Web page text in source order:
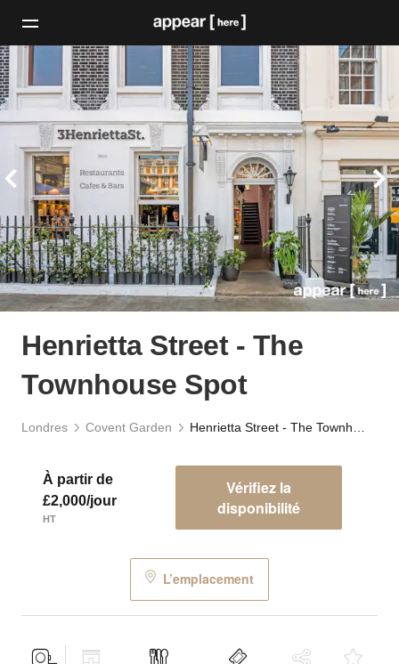
Henrietta Street - The
Townhouse Spot
Londres Covent Garden
À partir de
£2,000/jour
HT
Vérifiez la
disponibilité
L’emplacement